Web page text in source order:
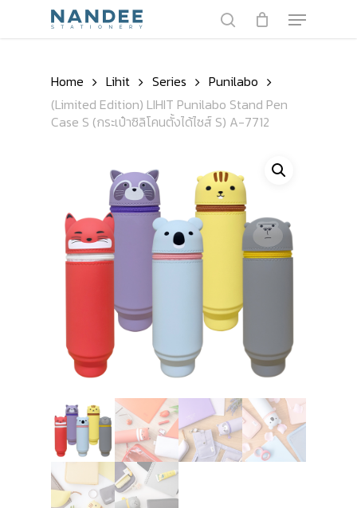
Menu
Home Lihit Series
Punilabo
(Limited Edition) LIHIT Punilabo Stand Pen
Case S (กระเป๋าซิลิโคนตั้งได้ไซส์ S) A-7712